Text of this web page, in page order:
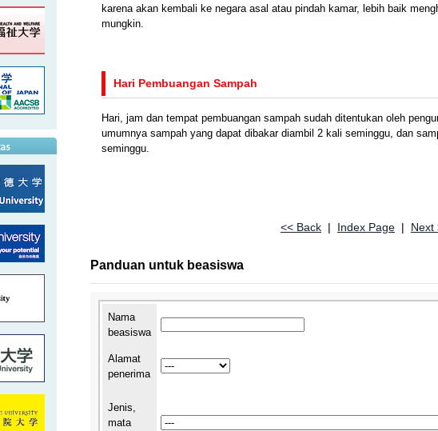
karena akan kembali ke negara asal atau pindah kamar, lebih baik
mungkin.
Hari Pembuangan Sampah
Hari, jam dan tempat pembuangan sampah sudah ditentukan oleh
umumnya sampah yang dapat dibakar diambil 2 kali seminggu, dan
seminggu.
<< Back | Index Page | Next
Panduan untuk beasiswa
Nama
beasiswa
Alamat
penerima
Jenis,
mata